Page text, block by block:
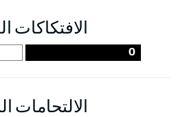
الافتكاكات
0
الالتحامات